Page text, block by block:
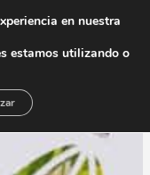
en nuestra
estamos utilizando o